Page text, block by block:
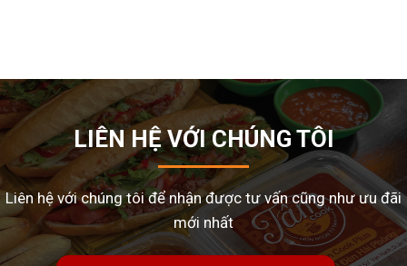
LIÊN HỆ VỚI CHÚNG TÔI
Liên hệ với chúng tôi để nhận được tư vấn cũng như ưu đãi
mới nhất